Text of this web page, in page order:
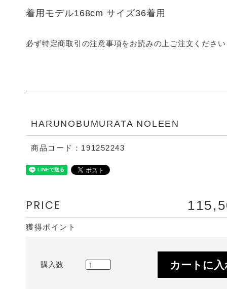
着用モデル168cm サイズ36着用
必ず特定商取引の注意事項をお読みの上ご注文くださ
HARUNOBUMURATA NOLEEN
商品コード：191252243
PRICE
獲得ポイント
購入数 カートに